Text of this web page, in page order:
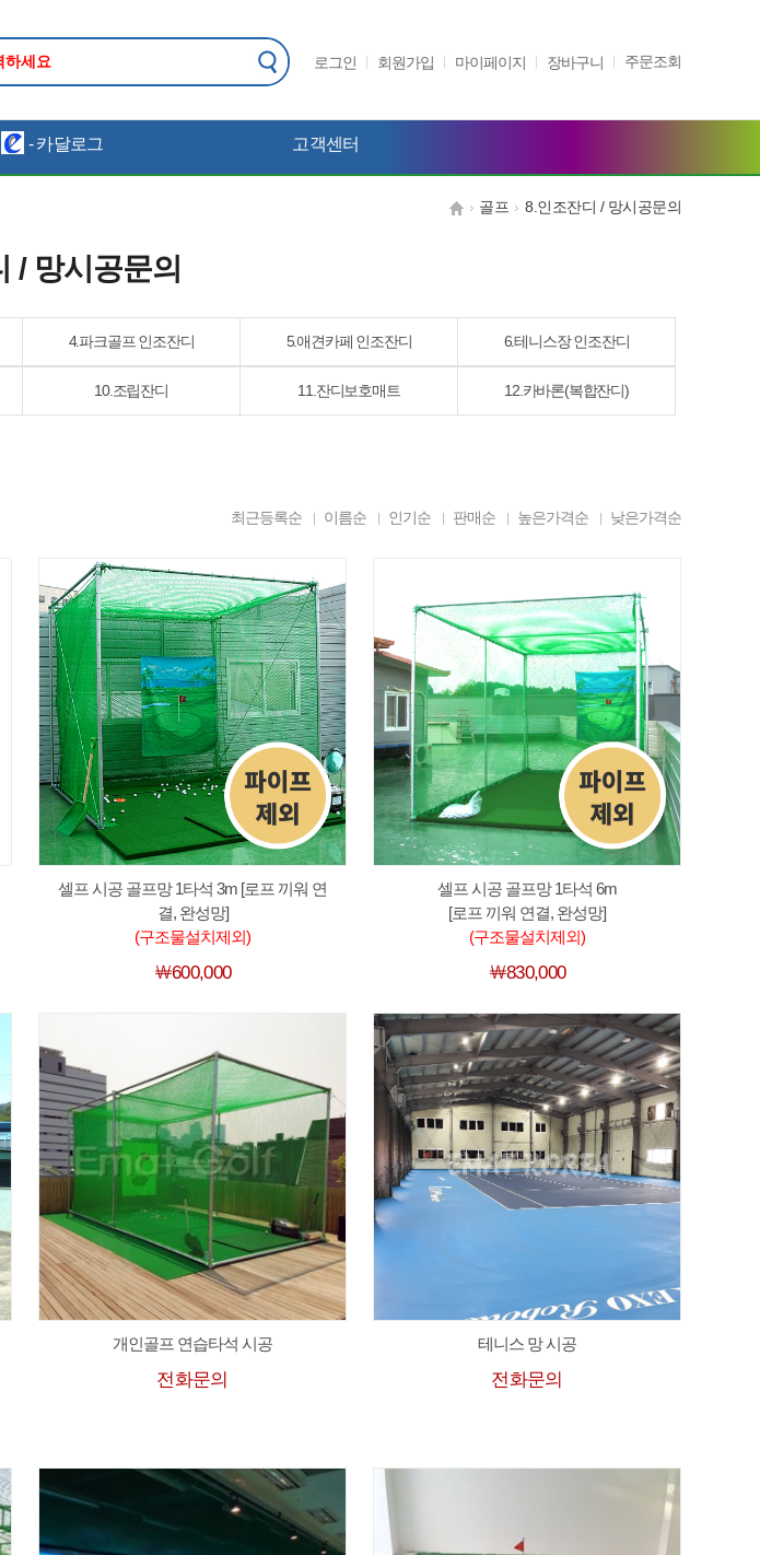
로그인 회원가입 마이페이지 장바구니 주문조회
- 카달로그 고객센터
골프 8.인조잔디 / 망시공문의
/ 망시공문의
4.파크골프 인조잔디 5.애견카페 인조잔디 6.테니스장 인조잔디
10.조립잔디 11.잔디보호매트 12.카바론(복합잔디)
최근등록순 이름순 인기순 판매순 높은가격순 낮은가격순
셀프 시공 골프망 1타석 3m [로프 끼워 연
결, 완성망]
(구조물설치제외)
￦600,000
셀프 시공 골프망 1타석 6m
[로프 끼워 연결, 완성망]
(구조물설치제외)
￦830,000
개인골프 연습타석 시공
전화문의
테니스 망 시공
전화문의